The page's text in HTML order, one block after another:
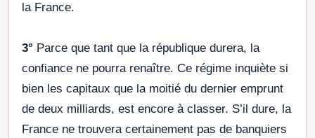
la France.
3° Parce que tant que la république durera, la
confiance ne pourra renaître. Ce régime inquiète si
bien les capitaux que la moitié du dernier emprunt
de deux milliards, est encore à classer. S’il dure, la
France ne trouvera certainement pas de banquiers